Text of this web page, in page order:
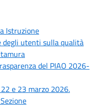
Istruzione
degli utenti sulla qualità
del PIAO 2026-
e 23 marzo 2026.